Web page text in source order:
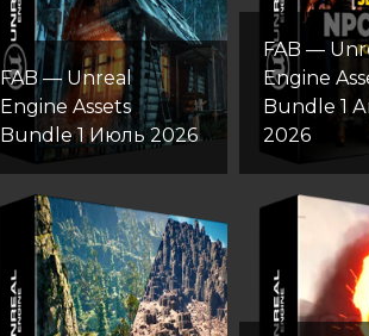
FAB — Unreal
Engine Assets
Bundle 1 Июль 2026
FAB —
Engine
Bundle 1
2026